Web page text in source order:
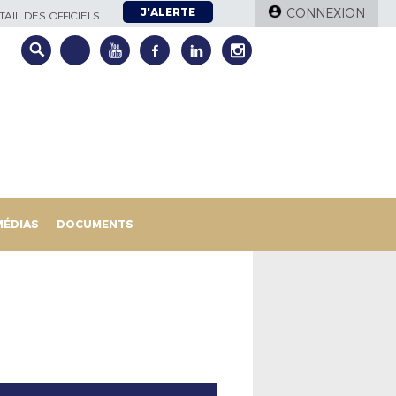
DES OFFICIELS J'ALERTE CONNEXION
DOCUMENTS